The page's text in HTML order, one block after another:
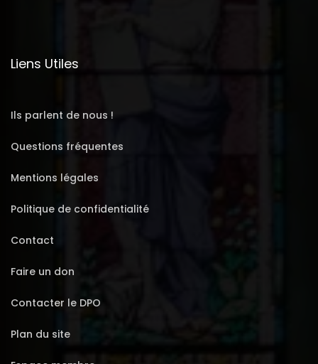
Liens Utiles
Ils parlent de nous !
Questions fréquentes
Mentions légales
Politique de confidentialité
Contact
Faire un don
Contacter le DPO
Plan du site